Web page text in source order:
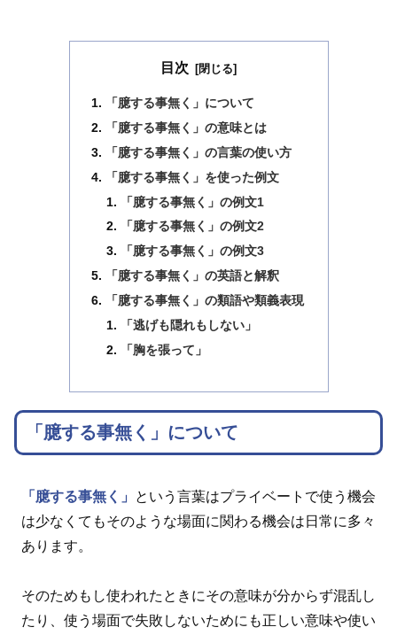
目次
「臆する事無く」について
「臆する事無く」の意味とは
「臆する事無く」の言葉の使い方
「臆する事無く」を使った例文
「臆する事無く」の例文1
「臆する事無く」の例文2
「臆する事無く」の例文3
「臆する事無く」の英語と解釈
「臆する事無く」の類語や類義表現
「逃げも隠れもしない」
「胸を張って」
「臆する事無く」について
「臆する事無く」
という言葉はプライベートで使う機会
は少なくてもそのような場面に関わる機会は日常に多々
あります。
そのためもし使われたときにその意味が分からず混乱し
たり、使う場面で失敗しないためにも正しい意味や使い